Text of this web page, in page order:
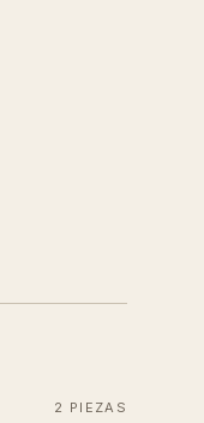
2 PIEZAS